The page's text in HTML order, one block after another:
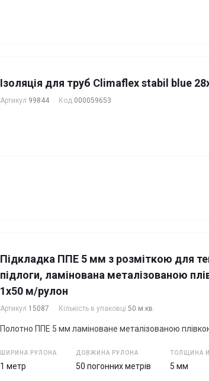
Ізоляція для труб Climaflex stabil blue
Артикул 99844 Код 000059653
Підкладка ППЕ 5 мм з розміткою для
підлоги, ламінована металізованою
1х50 м/рулон
Артикул 15087 Кількість в упаковці 50 м.кв.
Полотно ППЕ 5 мм ламіноване металізованою
ШИРИНА РУЛОНА
1 метр
ДОВЖИНА РУЛОНА
50 погонних метрів
ТОЛЩИНА
5 мм